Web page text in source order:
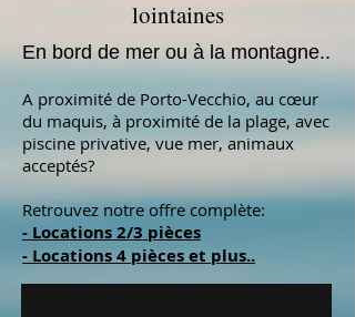
lointaines
En bord de mer ou à la montagne..
A proximité de Porto-Vecchio, au cœur
du maquis, à proximité de la plage, avec
piscine privative, vue mer, animaux
acceptés?
Retrouvez notre offre complète:
- Locations 2/3 pièces
- Locations 4 pièces et plus..